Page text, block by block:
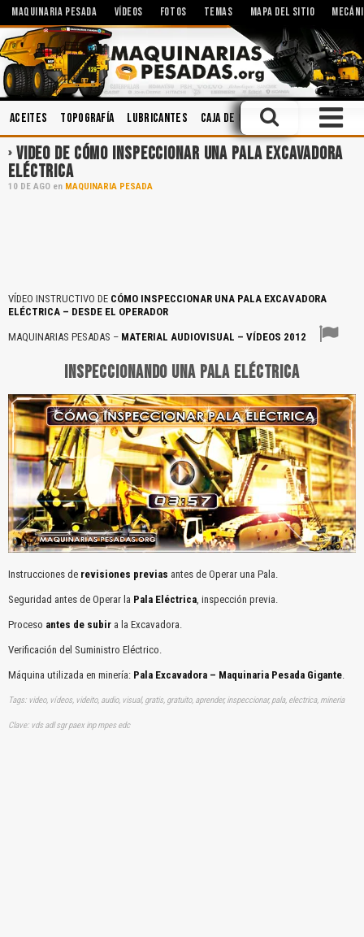
MAQUINARIA PESADA VÍDEOS FOTOS TEMAS MAPA DEL SITIO
Aceites Topografía Lubricantes Caja de Cambios Mecánica
VIDEO DE CÓMO INSPECCIONAR UNA PALA EXCAVADORA
ELÉCTRICA
10 DE AGO en MAQUINARIA PESADA
VÍDEO INSTRUCTIVO DE CÓMO INSPECCIONAR UNA PALA EXCAVADORA
ELÉCTRICA – DESDE EL OPERADOR
MAQUINARIAS PESADAS – MATERIAL AUDIOVISUAL – VÍDEOS 2012
INSPECCIONANDO UNA PALA ELÉCTRICA
Instrucciones de revisiones previas antes de Operar una Pala.
Seguridad antes de Operar la Pala Eléctrica , inspección previa.
Proceso antes de subir a la Excavadora.
Verificación del Suministro Eléctrico.
Máquina utilizada en minería: Pala Excavadora – Maquinaria Pesada Gigante
Tags: video, vídeos, videito, audio, visual, gratis, gratuito, aprender, inspeccionar, pala, electrica, mineria
Clave: vds adl sgr paex inp mpes edc